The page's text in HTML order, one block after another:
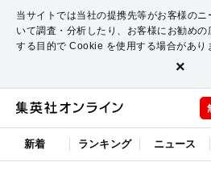
当サイトでは当社の提携先等がお客様のニ
いて調査・分析したり、お客様にお勧めの
する目的で Cookie を使用する場合があり
×
新着 ランキング ニュース